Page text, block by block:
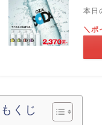
本日
＼ポ
もくじ